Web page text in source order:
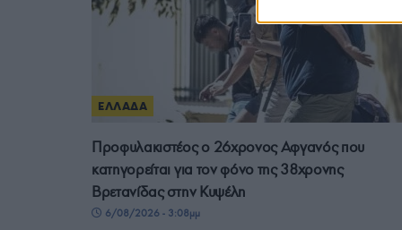
ΕΛΛΑΔΑ
Προφυλακιστέος ο 26χρονος Αφγανός που
κατηγορείται για τον φόνο της 38χρονης
Βρετανίδας στην Κυψέλη
6/08/2026 - 3:08μμ